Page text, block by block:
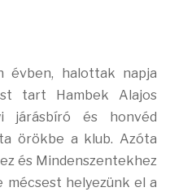
évben, halottak napja
tart Hambek Alajos
járásbíró és honvéd
örökbe a klub. Azóta
és Mindenszentekhez
mécsest helyezünk el a